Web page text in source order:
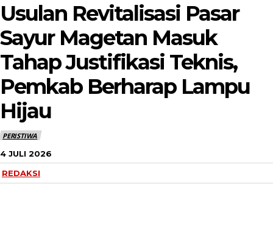
Usulan Revitalisasi Pasar
Sayur Magetan Masuk
Tahap Justifikasi Teknis,
Pemkab Berharap Lampu
Hijau
PERISTIWA
4 JULI 2026
REDAKSI